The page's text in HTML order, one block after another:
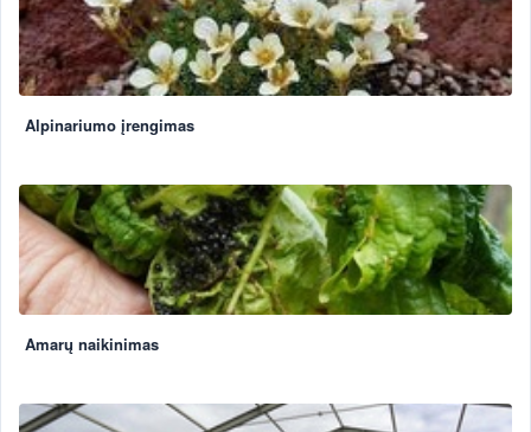
Alpinariumo įrengimas
Amarų naikinimas